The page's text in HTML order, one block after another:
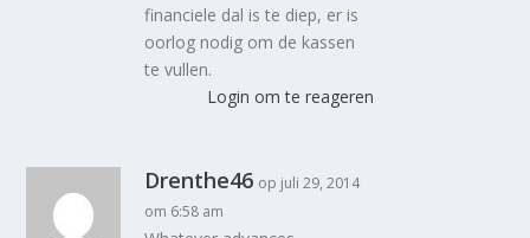
financiele dal is te diep, er is
oorlog nodig om de kassen
te vullen.
Login om te reageren
Drenthe46 op juli 29, 2014
om 6:58 am